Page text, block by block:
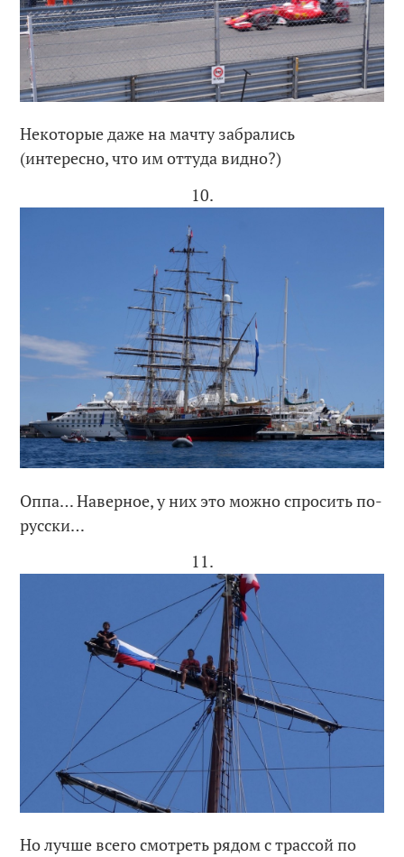
Некоторые даже на мачту забрались
(интересно, что им оттуда видно?)
10.
Оппа… Наверное, у них это можно спросить по-
русски…
11.
Но лучше всего смотреть рядом с трассой по